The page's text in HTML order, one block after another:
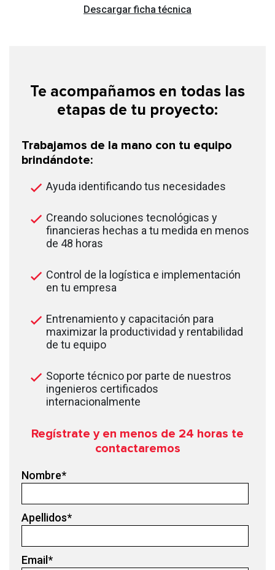
Descargar ficha técnica
Te acompañamos en todas las
etapas de tu proyecto:
Trabajamos de la mano con tu equipo
brindándote:
Ayuda identificando tus necesidades
Creando soluciones tecnológicas y
financieras hechas a tu medida en menos
de 48 horas
Control de la logística e implementación
en tu empresa
Entrenamiento y capacitación para
maximizar la productividad y rentabilidad
de tu equipo
Soporte técnico por parte de nuestros
ingenieros certificados
internacionalmente
Regístrate y en menos de 24 horas te
contactaremos
Nombre*
Apellidos*
Email*